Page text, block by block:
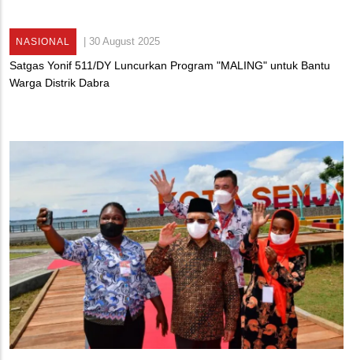
NASIONAL 30 August 2025
Satgas Yonif 511/DY Luncurkan Program "MALING" untuk Bantu
Warga Distrik Dabra